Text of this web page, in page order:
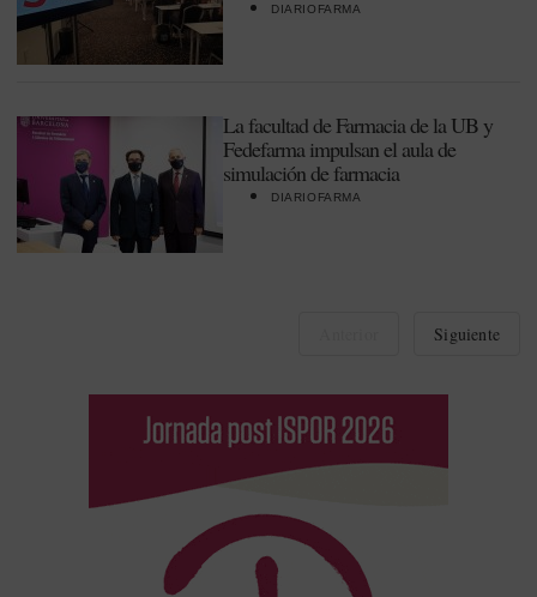
DIARIOFARMA
La facultad de Farmacia de la UB y
Fedefarma impulsan el aula de
simulación de farmacia
DIARIOFARMA
Siguiente